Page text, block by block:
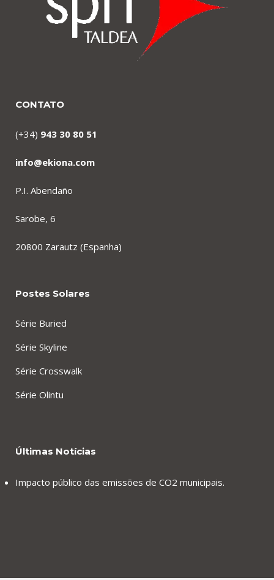
CONTATO
(+34) 943 30 80 51
info@ekiona.com
P.I. Abendaño
Sarobe, 6
20800 Zarautz (Espanha)
Postes Solares
Série Buried
Série Skyline
Série Crosswalk
Série Olintu
Últimas Notícias
Impacto público das emissões de CO2 municipais.